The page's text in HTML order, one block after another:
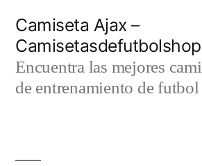
contenido
Camiseta Ajax –
Camisetasdefutbolshop
Encuentra las mejores
de entrenamiento de